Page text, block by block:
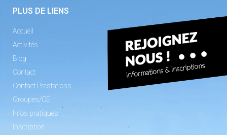
PLUS DE LIENS
Accueil
Activités
Blog
Contact
Contact Prestations
Groupes/CE
Infos pratiques
Inscription